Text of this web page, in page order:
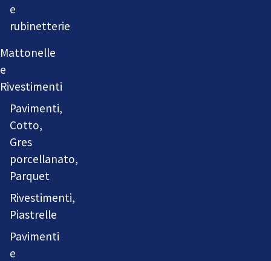
e
rubinetterie
Mattonelle
e
Rivestimenti
Pavimenti,
Cotto,
Gres
porcellanato,
Parquet
Rivestimenti,
Piastrelle
Pavimenti
e